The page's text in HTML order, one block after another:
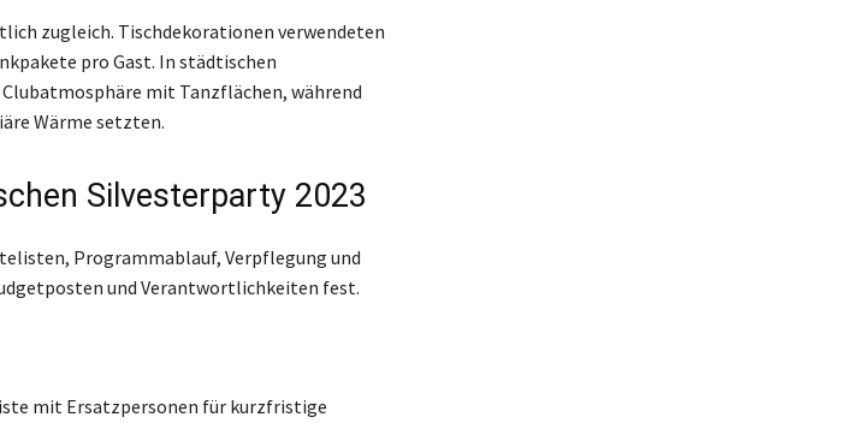
zugleich. Tischdekorationen verwendeten
pro Gast. In städtischen
mit Tanzflächen, während
Wärme setzten.
Silvesterparty 2023
Programmablauf, Verpflegung und
und Verantwortlichkeiten fest.
mit Ersatzpersonen für kurzfristige